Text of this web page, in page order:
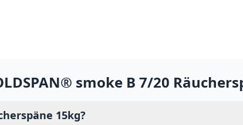
smoke B 7/20
15kg?